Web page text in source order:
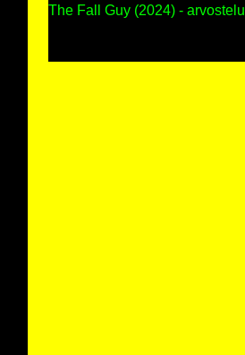
The Fall Guy (2024) - arvostelu